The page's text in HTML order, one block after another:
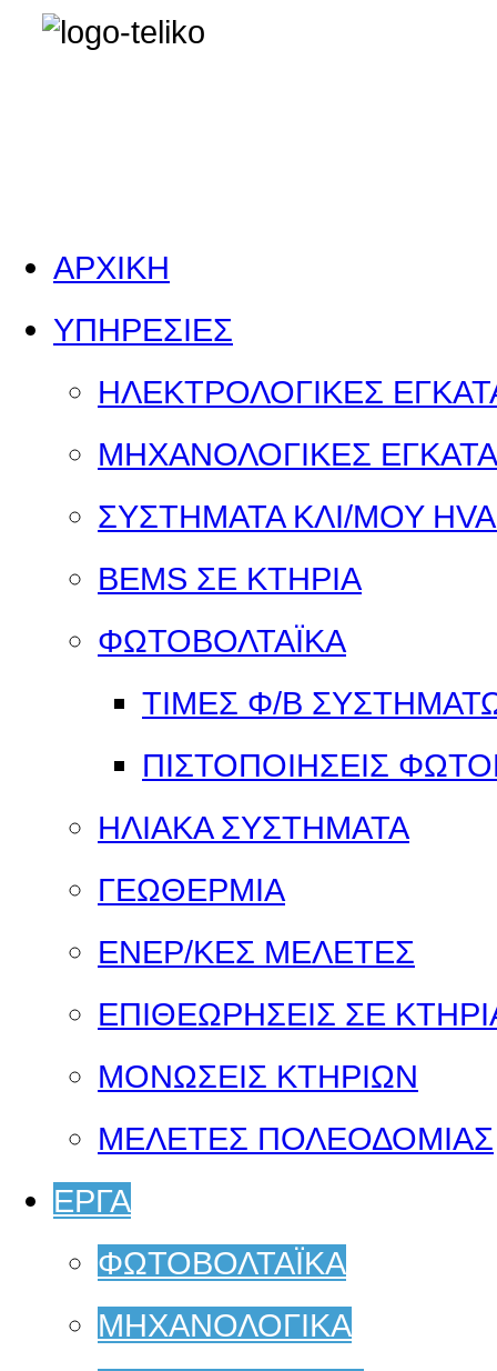
ΑΡΧΙΚΗ
ΥΠΗΡΕΣΙΕΣ
ΗΛΕΚΤΡΟΛΟΓΙΚΕΣ
ΜΗΧΑΝΟΛΟΓΙΚΕΣ
ΣΥΣΤΗΜΑΤΑ ΚΛΙ/ΜΟΥ
BEMS ΣΕ ΚΤΗΡΙΑ
ΦΩΤΟΒΟΛΤΑΪΚΑ
ΤΙΜΕΣ Φ/Β
ΠΙΣΤΟΠΟΙΗΣΕΙΣ
ΗΛΙΑΚΑ ΣΥΣΤΗΜΑΤΑ
ΓΕΩΘΕΡΜΙΑ
ΕΝΕΡ/ΚΕΣ ΜΕΛΕΤΕΣ
ΕΠΙΘΕΩΡΗΣΕΙΣ ΣΕ
ΜΟΝΩΣΕΙΣ ΚΤΗΡΙΩΝ
ΜΕΛΕΤΕΣ ΠΟΛΕΟΔΟΜΙΑΣ
ΕΡΓΑ
ΦΩΤΟΒΟΛΤΑΪΚΑ
ΜΗΧΑΝΟΛΟΓΙΚΑ